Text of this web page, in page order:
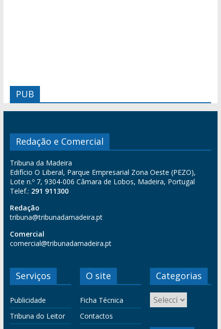
PUB
Redação e Comercial
Tribuna da Madeira
Edifício O Liberal, Parque Empresarial Zona Oeste (PEZO),
Lote n.º 7, 9304-006 Câmara de Lobos, Madeira, Portugal
Telef.: 291 911300
Redação
tribuna@tribunadamadeira.pt
Comercial
comercial@tribunadamadeira.pt
Serviços
Publicidade
Tribuna do Leitor
O site
Ficha Técnica
Contactos
Categorias